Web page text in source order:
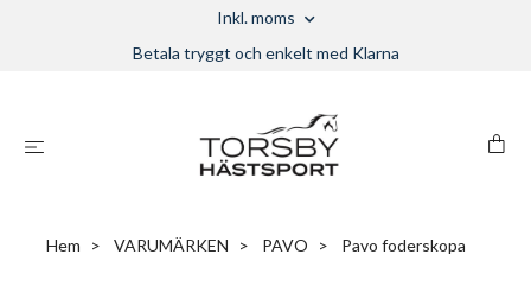
Inkl. moms
Betala tryggt och enkelt med Klarna
Hem VARUMÄRKEN PAVO Pavo foderskopa